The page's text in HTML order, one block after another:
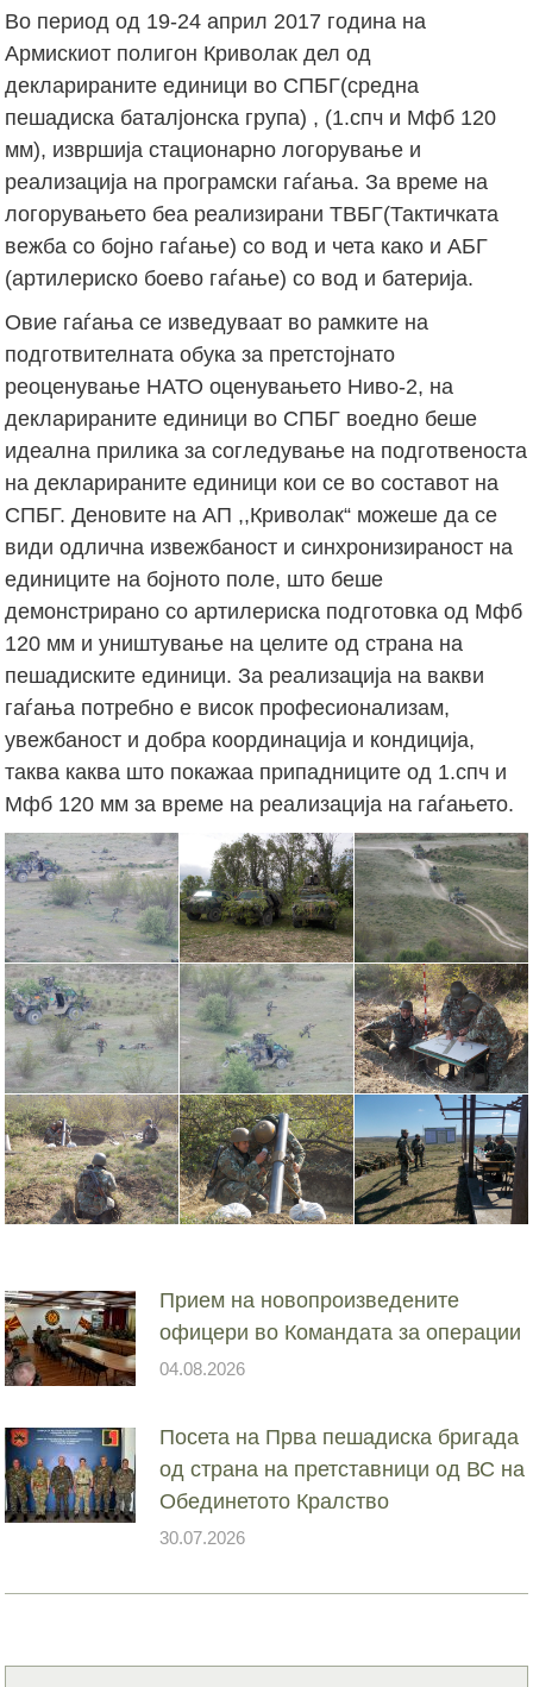
Во период од 19-24 април 2017 година на
Армискиот полигон Криволак дел од
декларираните единици во СПБГ(средна
пешадиска баталјонска група) , (1.спч и Мфб 120
мм), извршија стационарно логорување и
реализација на програмски гаѓања. За време на
логорувањето беа реализирани ТВБГ(Тактичката
вежба со бојно гаѓање) со вод и чета како и АБГ
(артилериско боево гаѓање) со вод и батерија.
Овие гаѓања се изведуваат во рамките на
подготвителната обука за претстојнато
реоценување НАТО оценувањето Ниво-2, на
декларираните единици во СПБГ воедно беше
идеална прилика за согледување на подготвеноста
на декларираните единици кои се во составот на
СПБГ. Деновите на АП ,,Криволак“ можеше да се
види одлична извежбаност и синхронизираност на
единиците на бојното поле, што беше
демонстрирано со артилериска подготовка од Мфб
120 мм и уништување на целите од страна на
пешадиските единици. За реализација на вакви
гаѓања потребно е висок професионализам,
увежбаност и добра координација и кондиција,
таква каква што покажаа припадниците од 1.спч и
Мфб 120 мм за време на реализација на гаѓањето.
Прием на новопроизведените
офицери во Командата за операции
04.08.2026
Посета на Прва пешадиска бригада
од страна на претставници од ВС на
Обединетото Кралство
30.07.2026